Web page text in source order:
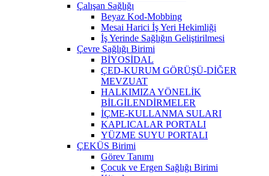
Çalışan Sağlığı
Beyaz Kod-Mobbing
Mesai Harici İş Yeri Hekimliği
İş Yerinde Sağlığın Geliştirilmesi
Çevre Sağlığı Birimi
BİYOSİDAL
ÇED-KURUM GÖRÜŞÜ-DİĞER
MEVZUAT
HALKIMIZA YÖNELİK
BİLGİLENDİRMELER
İÇME-KULLANMA SULARI
KAPLICALAR PORTALI
YÜZME SUYU PORTALI
ÇEKÜS Birimi
Görev Tanımı
Çocuk ve Ergen Sağlığı Birimi